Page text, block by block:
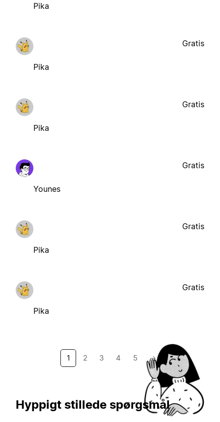
Pika
Pika
Gratis
Pika
Gratis
Younes
Gratis
Pika
Gratis
Pika
Gratis
1 2 3 4 5 →
Hyppigt stillede spørgsmål